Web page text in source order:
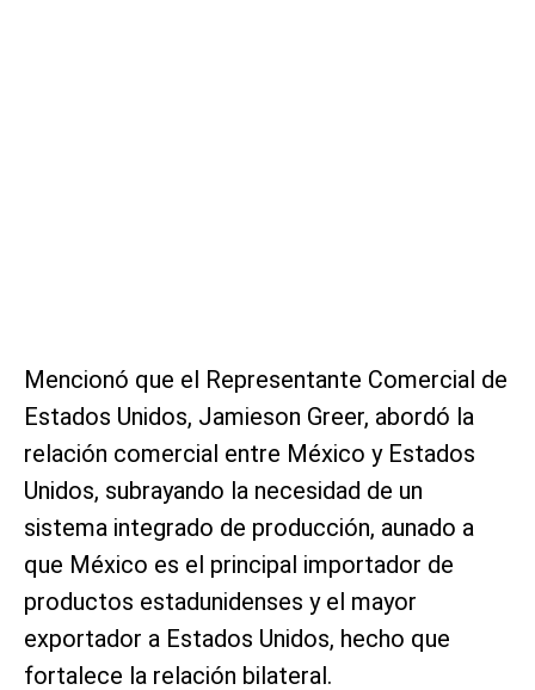
Mencionó que el Representante Comercial de
Estados Unidos, Jamieson Greer, abordó la
relación comercial entre México y Estados
Unidos, subrayando la necesidad de un
sistema integrado de producción, aunado a
que México es el principal importador de
productos estadunidenses y el mayor
exportador a Estados Unidos, hecho que
fortalece la relación bilateral.